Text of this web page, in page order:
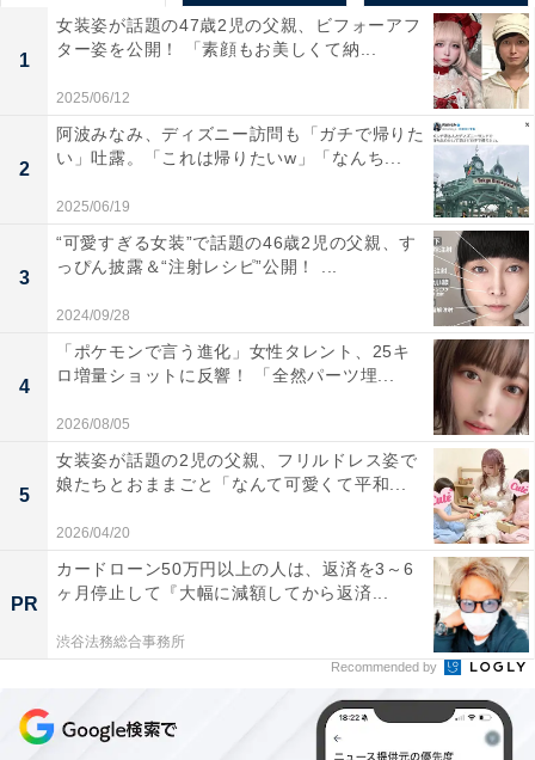
1
女装姿が話題の47歳2児の父親、ビフォーアフ
ター姿を公開！ 「素顔もお美しくて納...
2025/06/12
2
阿波みなみ、ディズニー訪問も「ガチで帰りた
い」吐露。「これは帰りたいw」「なんち...
2025/06/19
3
“可愛すぎる女装”で話題の46歳2児の父親、す
っぴん披露＆“注射レシピ”公開！ ...
2024/09/28
4
「ポケモンで言う進化」女性タレント、25キ
ロ増量ショットに反響！ 「全然パーツ埋...
2026/08/05
5
女装姿が話題の2児の父親、フリルドレス姿で
娘たちとおままごと「なんて可愛くて平和...
2026/04/20
PR
カードローン50万円以上の人は、返済を3～6
ヶ月停止して『大幅に減額してから返済...
渋谷法務総合事務所
Recommended by